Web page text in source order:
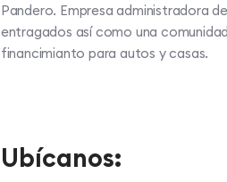
Pandero. Empresa administradora
entragados así como una
financimianto para autos y casas.
Ubícanos: